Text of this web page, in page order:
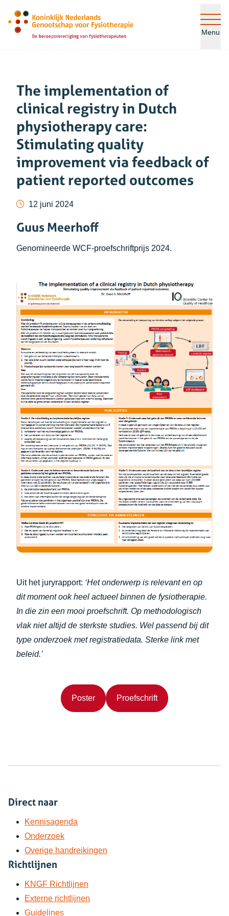
Ga naar de inhoud
Menu
The implementation of
clinical registry in Dutch
physiotherapy care:
Stimulating quality
improvement via feedback of
patient reported outcomes
12 juni 2024
Guus Meerhoff
Genomineerde WCF-proefschriftprijs 2024.
Uit het juryrapport: ‘Het onderwerp is relevant en op
dit moment ook heel actueel binnen de fysiotherapie.
In die zin een mooi proefschrift. Op methodologisch
vlak niet altijd de sterkste studies. Wel passend bij dit
type onderzoek met registratiedata. Sterke link met
beleid.​​​​’
Poster(opent in nieuw tabblad)
Proefschrift(opent in nieuw
Direct naar
Kennisagenda
Onderzoek
Overige handreikingen
Richtlijnen
KNGF Richtlijnen
Externe richtlijnen
Guidelines